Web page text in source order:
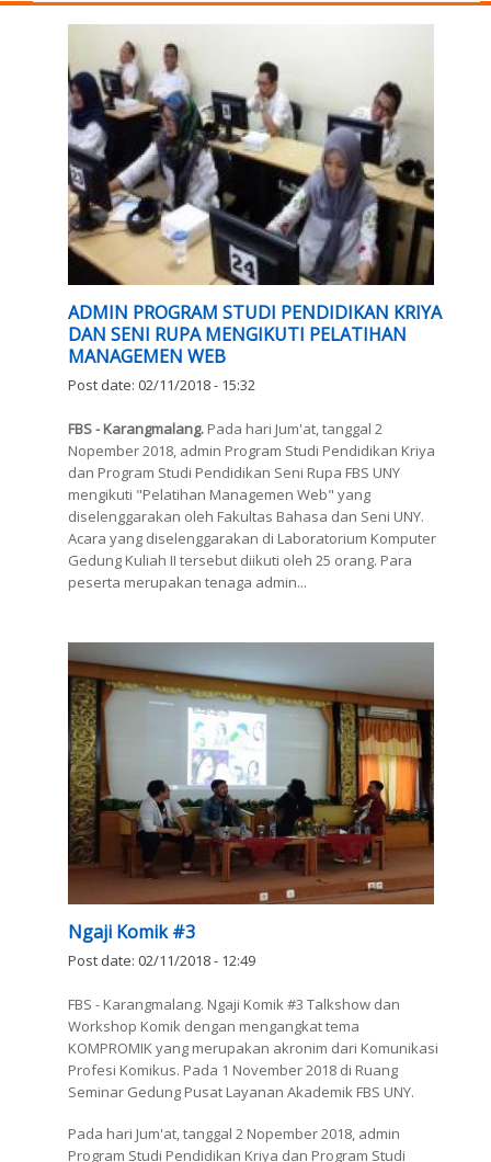
ADMIN PROGRAM STUDI PENDIDIKAN KRIYA
DAN SENI RUPA MENGIKUTI PELATIHAN
MANAGEMEN WEB
Post date: 02/11/2018 - 15:32
FBS - Karangmalang. Pada hari Jum'at, tanggal 2
Nopember 2018, admin Program Studi Pendidikan Kriya
dan Program Studi Pendidikan Seni Rupa FBS UNY
mengikuti "Pelatihan Managemen Web" yang
diselenggarakan oleh Fakultas Bahasa dan Seni UNY.
Acara yang diselenggarakan di Laboratorium Komputer
Gedung Kuliah II tersebut diikuti oleh 25 orang. Para
peserta merupakan tenaga admin...
Ngaji Komik #3
Post date: 02/11/2018 - 12:49
FBS - Karangmalang. Ngaji Komik #3 Talkshow dan
Workshop Komik dengan mengangkat tema
KOMPROMIK yang merupakan akronim dari Komunikasi
Profesi Komikus. Pada 1 November 2018 di Ruang
Seminar Gedung Pusat Layanan Akademik FBS UNY.
Pada hari Jum'at, tanggal 2 Nopember 2018, admin
Program Studi Pendidikan Kriya dan Program Studi